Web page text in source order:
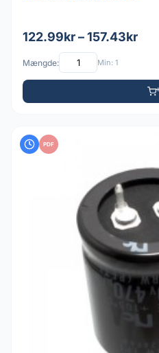
122.99kr – 157.43kr
Mængde: Min: 1
PDF